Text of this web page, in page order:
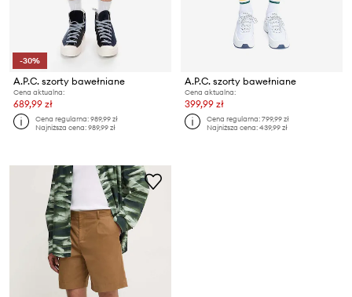
-30%
A.P.C. szorty bawełniane
Cena aktualna:
689,99 zł
Cena regularna:989,99 zł
Najniższa cena:989,99 zł
A.P.C. szorty bawełniane
Cena aktualna:
399,99 zł
Cena regularna:799,99 zł
Najniższa cena:439,99 zł